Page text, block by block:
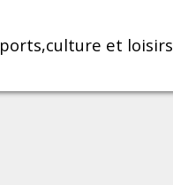
et loisirs